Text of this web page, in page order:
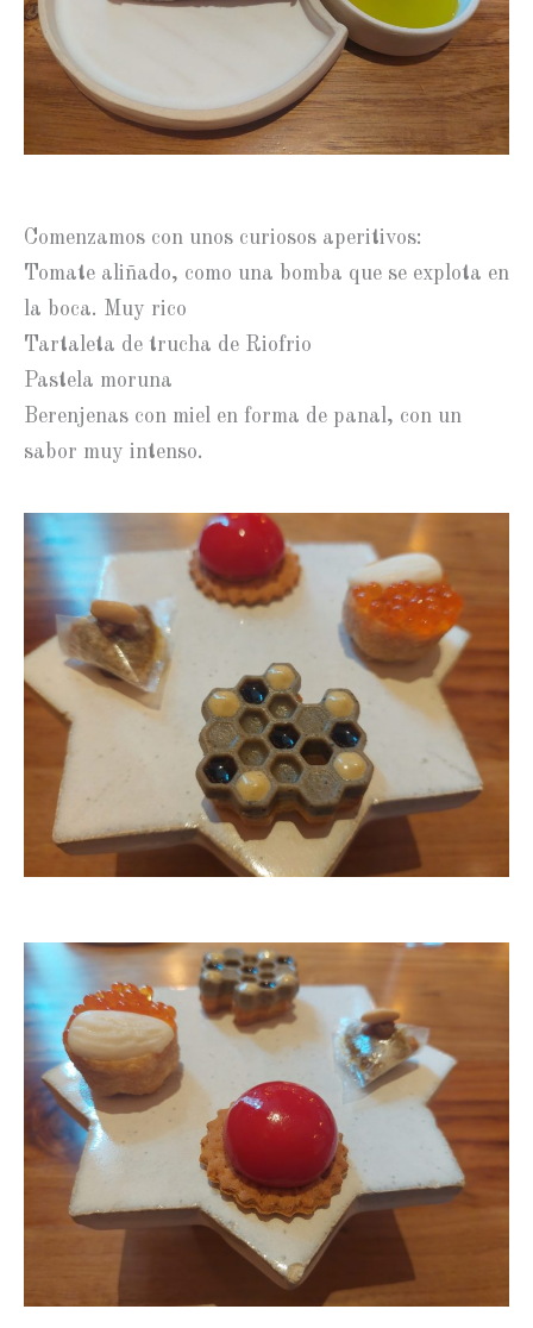
Comenzamos con unos curiosos aperitivos:
Tomate aliñado, como una bomba que se explota en
la boca. Muy rico
Tartaleta de trucha de Riofrio
Pastela moruna
Berenjenas con miel en forma de panal, con un
sabor muy intenso.